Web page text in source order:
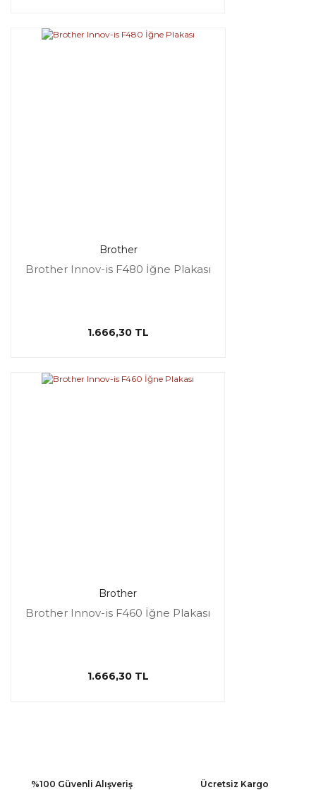
Brother
Brother Innov-is F480 İğne Plakası
1.666,30 TL
Brother
Brother Innov-is F460 İğne Plakası
1.666,30 TL
%100 Güvenli Alışveriş Ücretsiz Kargo